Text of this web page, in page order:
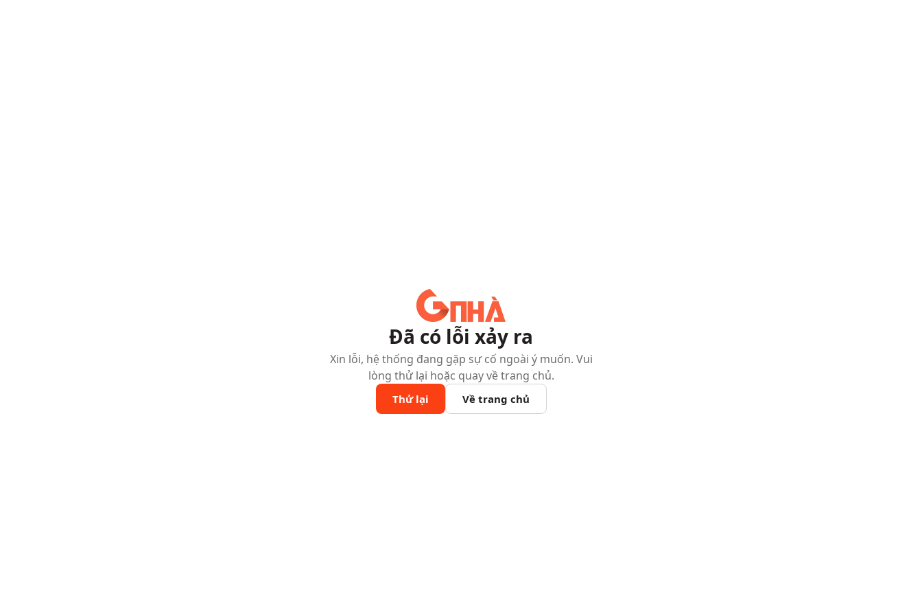
Đã có lỗi xảy ra
Xin lỗi, hệ thống đang gặp sự cố ngoài ý muốn. Vui
lòng thử lại hoặc quay về trang chủ.
Thử lại Về trang chủ